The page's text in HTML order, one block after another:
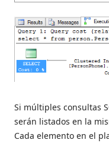
Si múltiples consultas
serán listados en la
Cada elemento en el